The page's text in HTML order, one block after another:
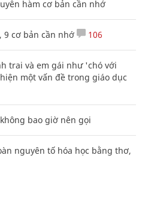
hàm cơ bản cần nhớ
9 cơ bản cần nhớ 106
trai và em gái như 'chó với
một vấn đề trong giáo dục
bao giờ nên gọi
nguyên tố hóa học bằng thơ,